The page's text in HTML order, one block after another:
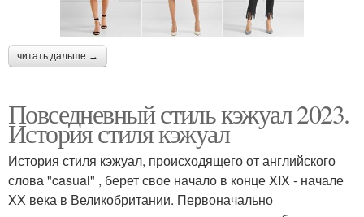
читать дальше →
Повседневный стиль кэжуал 2023.
История стиля кэжуал
История стиля кэжуал, происходящего от английского
слова "casual" , берет свое начало в конце XIX - начале
XX века в Великобритании. Первоначально